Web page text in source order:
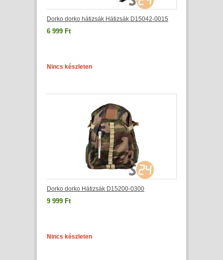
Dorko dorko hátizsák Hátizsák D15042-0015
6 999 Ft
Nincs készleten
Dorko dorko Hátizsák D15200-0300
9 999 Ft
Nincs készleten